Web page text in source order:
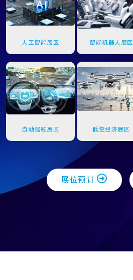
人工智能展区 智能机器人展区
自动驾驶展区 低空经济展区
展位预订